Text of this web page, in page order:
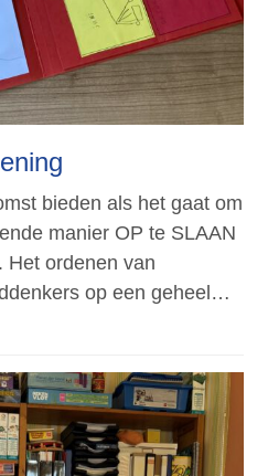
bieden als het gaat om
manier OP te SLAAN
Het ordenen van
op een geheel…